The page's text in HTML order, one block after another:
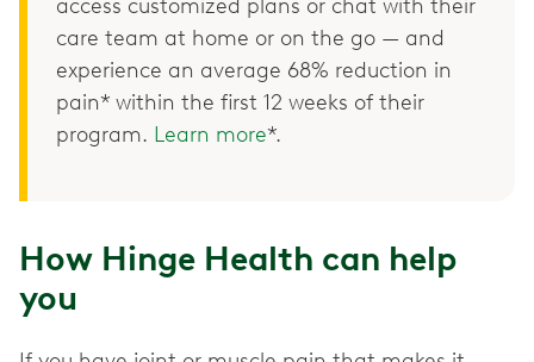
access customized plans or chat with their
care team at home or on the go — and
experience an average 68% reduction in
pain* within the first 12 weeks of their
program. Learn more*.
How Hinge Health can help
you